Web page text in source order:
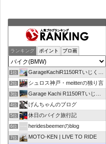
ランキング ポイント ブロ画
1位 GarageKachiR1150RTいじくり日記シーズン2
2位 シュロス神戸・meitterの独り言
3位 Garage Kachi R1150RTいじくり日記
4位 げんちゃんのブログ
5位 休日のバイク旅行記
6位 heridesbeemerのblog
7位 MOTO-KEN | LIVE TO RIDE